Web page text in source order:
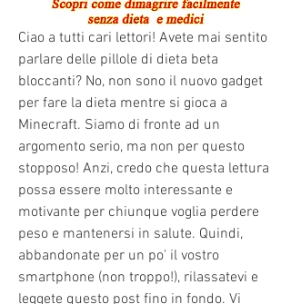
Ciao a tutti cari lettori! Avete mai sentito
parlare delle pillole di dieta beta
bloccanti? No, non sono il nuovo gadget
per fare la dieta mentre si gioca a
Minecraft. Siamo di fronte ad un
argomento serio, ma non per questo
stopposo! Anzi, credo che questa lettura
possa essere molto interessante e
motivante per chiunque voglia perdere
peso e mantenersi in salute. Quindi,
abbandonate per un po' il vostro
smartphone (non troppo!), rilassatevi e
leggete questo post fino in fondo. Vi